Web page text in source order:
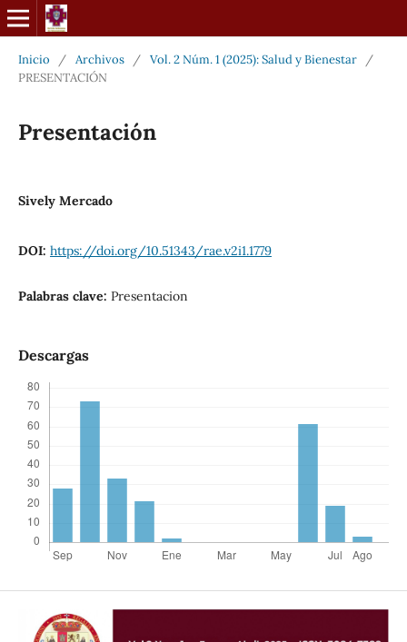
Inicio / Archivos / Vol. 2 Núm. 1 (2025): Salud y Bienestar
/
PRESENTACIÓN
Presentación
Sively Mercado
DOI: https://doi.org/10.51343/rae.v2i1.1779
Palabras clave: Presentacion
Descargas